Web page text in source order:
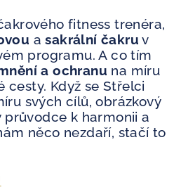
fitness trenéra,
asakrální čakru v
programu. A co tím
a ochranu na míru
cesty. Když se Střelci
svých cílů, obrázkový
průvodce k harmonii a
něco nezdaří, stačí to